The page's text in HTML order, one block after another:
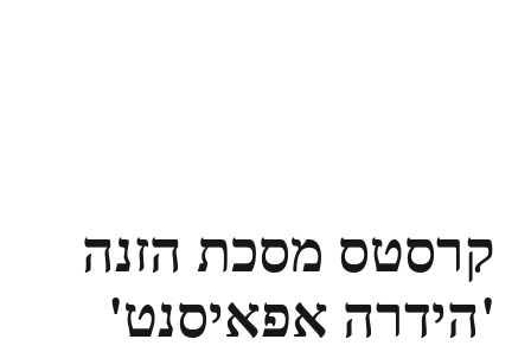
קרסטס מסכת הזנה
'הידרה אפאיסנט'